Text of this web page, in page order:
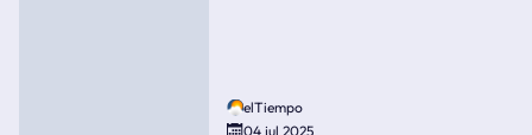
elTiempo
04 jul 2025